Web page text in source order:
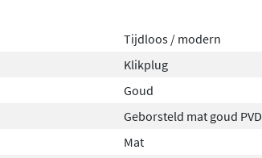
Tijdloos / modern
Klikplug
Goud
Geborsteld mat goud PVD
Mat